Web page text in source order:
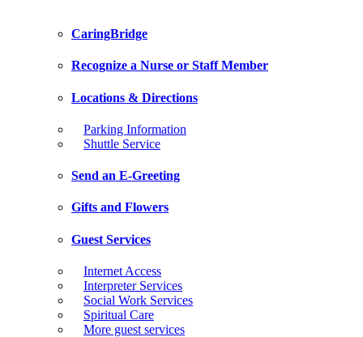
CaringBridge
Recognize a Nurse or Staff Member
Locations & Directions
Parking Information
Shuttle Service
Send an E-Greeting
Gifts and Flowers
Guest Services
Internet Access
Interpreter Services
Social Work Services
Spiritual Care
More guest services